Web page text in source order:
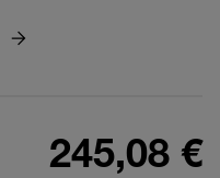
245,08 €